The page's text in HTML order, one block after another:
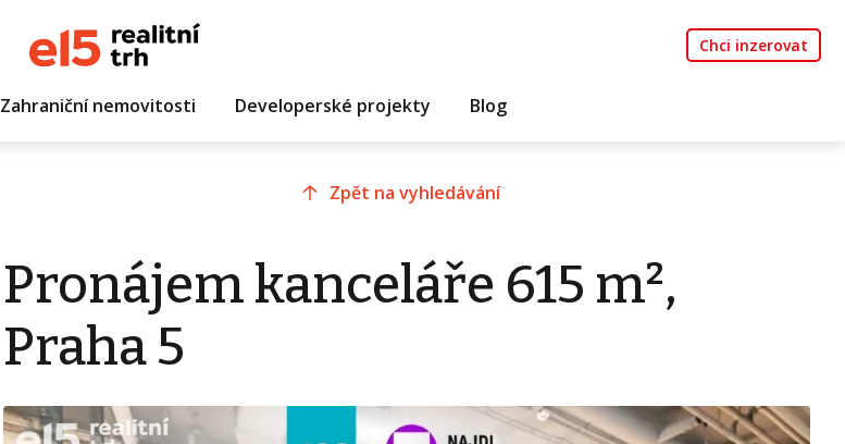
Chci inzerovat
Zahraniční nemovitosti Developerské projekty Blog
Zpět na vyhledávání
Pronájem kanceláře 615 m²,
Praha 5